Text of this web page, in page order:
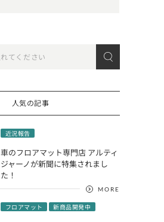
人気の記事
近況報告
車のフロアマット専門店 アルティ
ジャーノが新聞に特集されまし
た！
MORE
フロアマット 新商品開発中